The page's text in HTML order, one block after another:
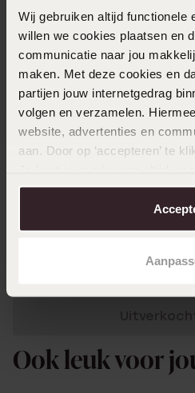
Wij gebruiken altijd functionele
willen we cookies plaatsen en
communicatie naar jou
maken. Met deze cookies en
partijen jouw internetgedrag
volgen en verzamelen.
website, advertenties en
aan. Door op ‘accepteren’ te
over in onscookiebeleid.
Heb er 4 van deze serie
Toon
Ook leuk voor